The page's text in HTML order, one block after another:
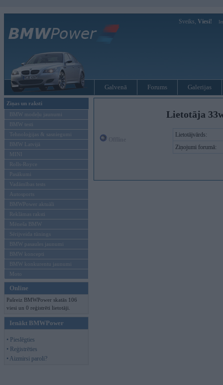
Sveiks, Viesi!
Galvenā Forums Galerijas
Ziņas un raksti
BMW modeļu jaunumi
BMW testi
Tehnoloģijas & sasniegumi
BMW Latvijā
MINI
Rolls-Royce
Pasākumi
Vadāmības tests
Autosports
BMWPower aktuāli
Reklāmas raksti
Mēneša BMW
Sērijveida tūnings
BMW pasaules jaunumi
BMW koncepti
BMW konkurentu jaunumi
Moto
Online
Pašreiz BMWPower skatās 106
viesi un 0 reģistrēti lietotāji.
Ienākt BMWPower
• Pieslēgties
• Reģistrēties
• Aizmirsi paroli?
Lietotāja
Lietotājvārds:
Ziņojumi forumā: